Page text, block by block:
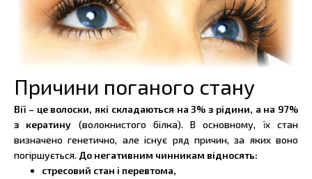
Причини поганого стану
Вії – це волоски, які складаються на 3% з рідини, а на 97%
з кератину (волокнистого білка). В основному, їх стан
визначено генетично, але існує ряд причин, за яких воно
погіршується. До негативним чинникам відносять:
стресовий стан і перевтома,